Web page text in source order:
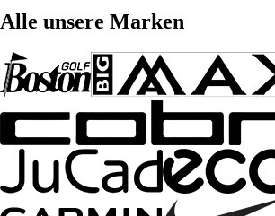
Alle unsere Marken